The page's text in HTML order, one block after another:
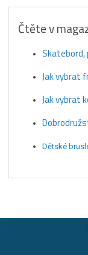
Čtěte v
Skatebord,
Jak vybrat
Jak vybrat
Dětské